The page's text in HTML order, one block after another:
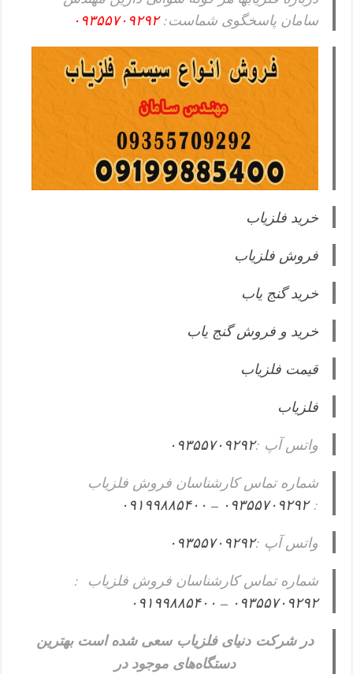
سامان پاسخگوی شماست:۰۹۳۵۵۷۰۹۲۹۲
خرید فلزیاب
فروش فلزیاب
خرید گنج یاب
خرید و فروش گنج یاب
قیمت فلزیاب
فلزیاب
واتس آپ :۰۹۳۵۵۷۰۹۲۹۲
شماره تماس کارشناسان فروش فلزیاب
:۰۹۳۵۵۷۰۹۲۹۲ – ۰۹۱۹۹۸۸۵۴۰۰
واتس آپ :۰۹۳۵۵۷۰۹۲۹۲
شماره تماس کارشناسان فروش فلزیاب :
۰۹۳۵۵۷۰۹۲۹۲ – ۰۹۱۹۹۸۸۵۴۰۰
در شرکت دنیای فلزیاب سعی شده است بهترین
دستگاه‌های موجود در